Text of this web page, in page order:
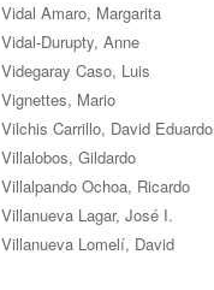
Vidal Amaro, Margarita
Vidal-Durupty, Anne
Videgaray Caso, Luis
Vignettes, Mario
Vilchis Carrillo, David Eduardo
Villalobos, Gildardo
Villalpando Ochoa, Ricardo
Villanueva Lagar, José I.
Villanueva Lomelí, David